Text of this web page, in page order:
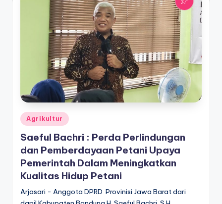
Posted
in
Agrikultur
Saeful Bachri : Perda Perlindungan
dan Pemberdayaan Petani Upaya
Pemerintah Dalam Meningkatkan
Kualitas Hidup Petani
Arjasari - Anggota DPRD Provinisi Jawa Barat dari